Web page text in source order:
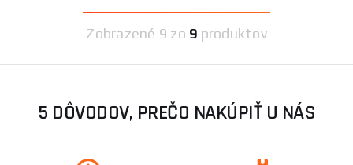
Zobrazené 9 zo 9 produktov
5 DÔVODOV, PREČO NAKÚPIŤ U NÁS